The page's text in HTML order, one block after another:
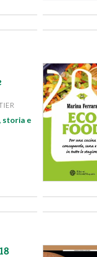
storia e